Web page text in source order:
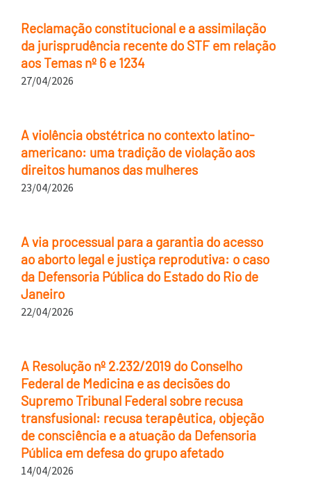
Reclamação constitucional e a assimilação
da jurisprudência recente do STF em relação
aos Temas nº 6 e 1234
27/04/2026
A violência obstétrica no contexto latino-
americano: uma tradição de violação aos
direitos humanos das mulheres
23/04/2026
A via processual para a garantia do acesso
ao aborto legal e justiça reprodutiva: o caso
da Defensoria Pública do Estado do Rio de
Janeiro
22/04/2026
A Resolução nº 2.232/2019 do Conselho
Federal de Medicina e as decisões do
Supremo Tribunal Federal sobre recusa
transfusional: recusa terapêutica, objeção
de consciência e a atuação da Defensoria
Pública em defesa do grupo afetado
14/04/2026